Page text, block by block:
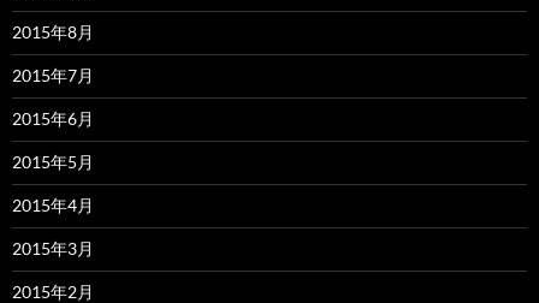
2015年8月
2015年7月
2015年6月
2015年5月
2015年4月
2015年3月
2015年2月